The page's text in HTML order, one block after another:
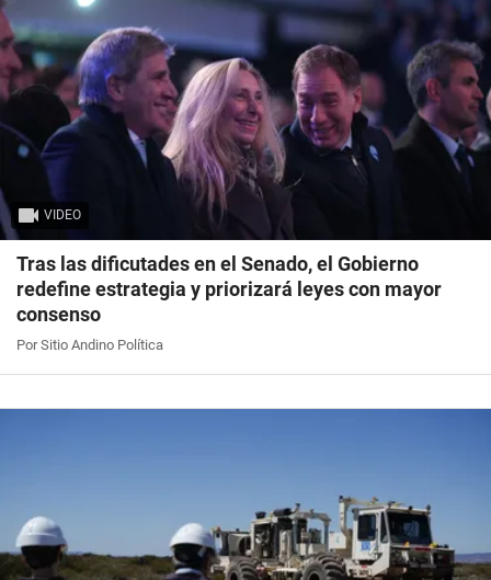
VIDEO
Tras las dificutades en el Senado, el Gobierno
redefine estrategia y priorizará leyes con mayor
consenso
Por Sitio Andino Política